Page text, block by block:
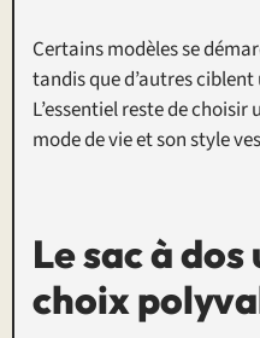
Certains modèles se
tandis que d’autres
L’essentiel reste de
mode de vie et son style
Le sac à
choix